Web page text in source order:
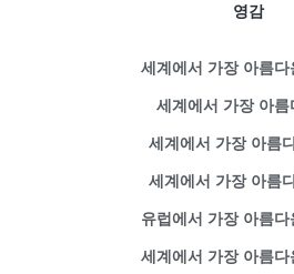
영감
세계에서 가장 아름다
세계에서 가장 아름
세계에서 가장 아름
세계에서 가장 아름
유럽에서 가장 아름
세계에서 가장 아름다